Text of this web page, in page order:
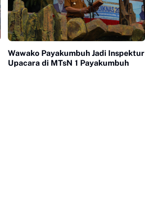
Wawako Payakumbuh Jadi Inspektur
Upacara di MTsN 1 Payakumbuh